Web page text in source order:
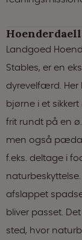
Landgoed
Stables, er en
dyrevelfærd. Her
bjørne i et
frit rundt på en
men også
f.eks. deltage i
afslappet
bliver passet.
sted, hvor